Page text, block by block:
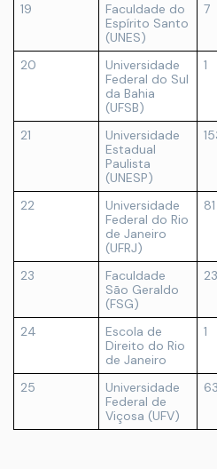
19
Faculdade do
Espírito Santo
(UNES)
7
20
Universidade
Federal do Sul
da Bahia
(UFSB)
1
21
Universidade
Estadual
Paulista
(UNESP)
22
Universidade
Federal do Rio
de Janeiro
(UFRJ)
81
23
Faculdade
São Geraldo
(FSG)
23
24
Escola de
Direito do Rio
de Janeiro
1
25
Universidade
Federal de
Viçosa (UFV)
63